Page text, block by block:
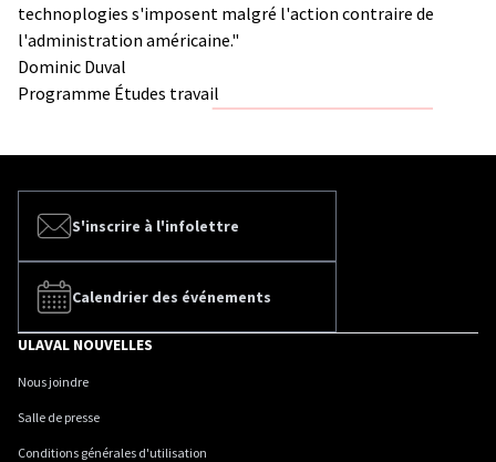
technoplogies s'imposent malgré l'action contraire de
l'administration américaine."
Dominic Duval
Programme Études travail
S'inscrire à l'infolettre
Calendrier des événements
ULAVAL NOUVELLES
Nous joindre
Salle de presse
Conditions générales d'utilisation